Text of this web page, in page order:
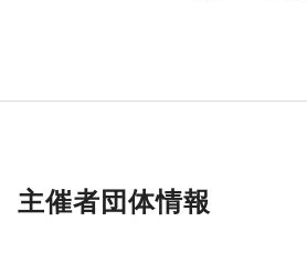
主催者団体情報